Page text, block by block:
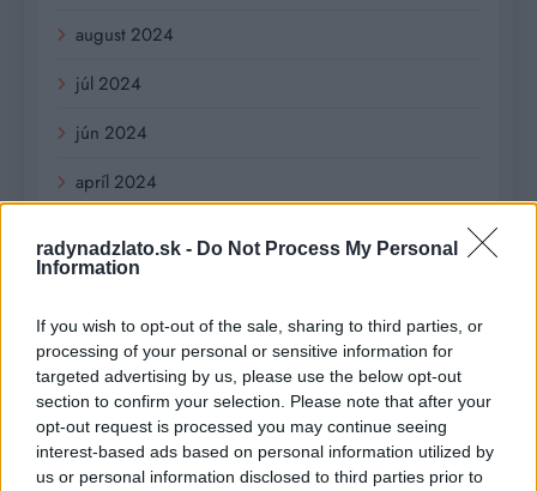
radynadzlato.sk - Do Not Process My Personal
Information
If you wish to opt-out of the sale, sharing to third parties, or
processing of your personal or sensitive information for
targeted advertising by us, please use the below opt-out
section to confirm your selection. Please note that after your
opt-out request is processed you may continue seeing
interest-based ads based on personal information utilized by
us or personal information disclosed to third parties prior to
august 2024
júl 2024
jún 2024
apríl 2024
február 2024
január 2024
december 2023
november 2023
september 2023